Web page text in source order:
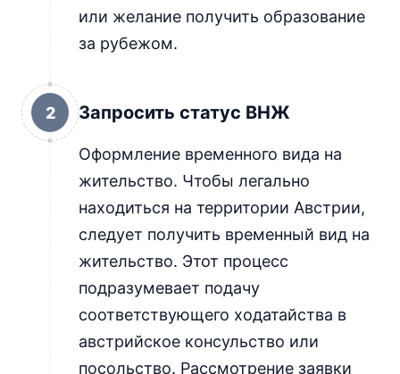
или желание получить образование
за рубежом.
2 Запросить статус ВНЖ
Оформление временного вида на
жительство. Чтобы легально
находиться на территории Австрии,
следует получить временный вид на
жительство. Этот процесс
подразумевает подачу
соответствующего ходатайства в
австрийское консульство или
посольство. Рассмотрение заявки